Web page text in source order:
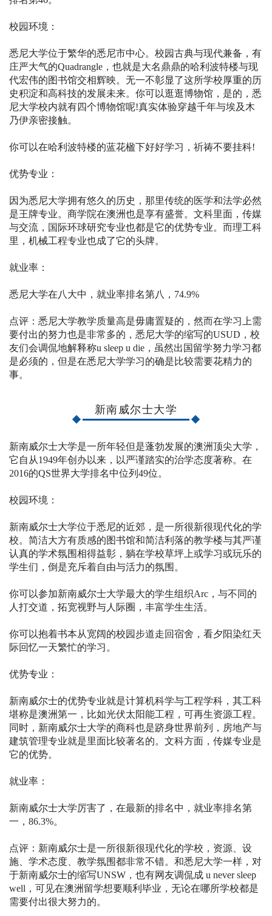
校园环境：
悉尼大学位于繁华的悉尼市中心。校园古典与现代兼备，有
庄严大气的Quadrangle，也就是大名鼎鼎的哈利波特楼与现
代宏伟的图书馆交相辉映。无一不彰显了这所学校厚重的历
史积淀和高科技的发展未来。你可以逛逛博物馆，是的，悉
尼大学校内就有四个博物馆呢!真实体验穿越千年与埃及木
乃伊亲密接触。
你可以在哈利波特楼的蓝花楹下好好学习，祈祷不要挂科!
优势专业：
因为悉尼大学拥有悠久的历史，那里传统的医学和法学必然
是王牌专业。商学院在澳洲也是享有盛誉。文科里面，传媒
与交流，国际环球研究专业也都是它的优势专业。而理工科
里，机械工程专业也成了它的头牌。
就业率：
悉尼大学在八大中，就业率排名第八，74.9%
点评：悉尼大学教学质量高是毋庸置疑的，然而在学习上需
要付出的努力也是非常多的，悉尼大学的缩写的USUD，校
友们会调侃地解释称u sleep u die，虽然出国留学努力学习都
是必须的，但是在悉尼大学学习的确是比较需要花精力的
事。
新南威尔士大学
新南威尔士大学是一所年轻但是蓬勃发展的澳洲顶尖大学，
它自从1949年创办以来，以严谨踏实的治学态度著称。在
2016的QS世界大学排名中位列49位。
校园环境：
新南威尔士大学位于悉尼的近郊，是一所很新很现代化的学
校。简洁大方有质感的图书馆和简洁利落的教学楼与其严谨
认真的学术氛围相得益彰，躺在学校草坪上或学习或玩乐的
学生们，倒是充斥着自由与活力的氛围。
你可以参加新南威尔士大学最大的学生组织Arc，与不同的
人打交道，拓宽视野与人际圈，丰富学生生活。
你可以抱着书本从宽阔的校园步道走回宿舍，看夕阳染红天
际回忆一天繁忙的学习。
优势专业：
新南威尔士的优势专业就是计算机科学与工程学科，其工科
堪称是澳洲第一，比如光伏太阳能工程，可再生资源工程。
同时，新南威尔士大学的商科也是跻身世界前列，房地产与
建筑管理专业就是里面比较著名的。文科方面，传媒专业是
它的优势。
就业率：
新南威尔士大学厉害了，在最新的排名中，就业率排名第
一，86.3%。
点评：新南威尔士是一所很新很现代化的学校，资源、设
施、学术态度、教学氛围都非常不错。和悉尼大学一样，对
于新南威尔士的缩写UNSW，也有网友调侃成 u never sleep
well，可见在澳洲留学想要顺利毕业，无论在哪所学校都是
需要付出很大努力的。